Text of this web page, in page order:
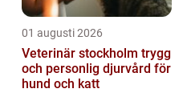
01 augusti 2026
Veterinär stockholm trygg
och personlig djurvård för
hund och katt